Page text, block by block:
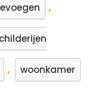
,
, woonkamer